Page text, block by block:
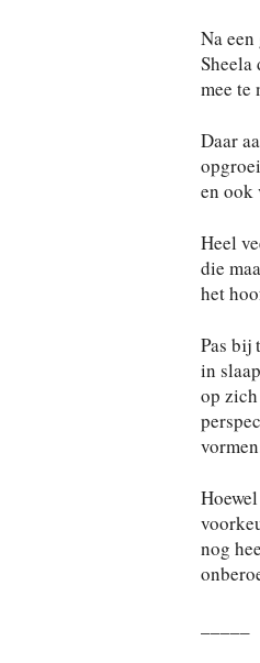
Na
Sheela
mee te
Daar
en ook
Heel
die
het
Pas bij
in
op
nog